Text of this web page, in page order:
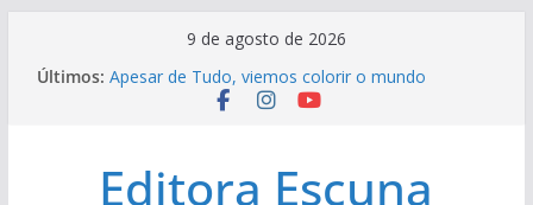
9 de agosto de 2026
Últimos: Apesar de Tudo, viemos colorir o mundo
Crônicas Para Ler Com cAlma – Volume 5
Histórias e crônias.
Resenha – Rock Literário
Editora Escuna